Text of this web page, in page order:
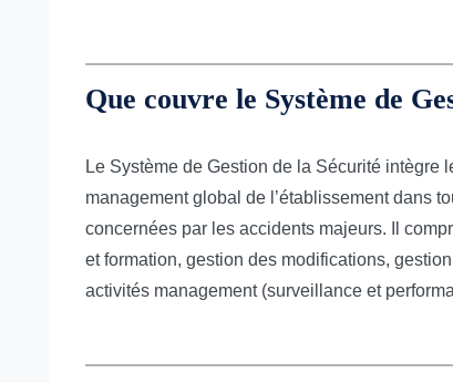
Que couvre le Système de
Le Système de Gestion de la Sécurité intègre
management global de l’établissement dans
concernées par les accidents majeurs. Il
et formation, gestion des modifications,
activités management (surveillance et